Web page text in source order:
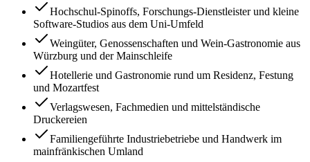
Hochschul-Spinoffs, Forschungs-Dienstleister und kleine
Software-Studios aus dem Uni-Umfeld
Weingüter, Genossenschaften und Wein-Gastronomie aus
Würzburg und der Mainschleife
Hotellerie und Gastronomie rund um Residenz, Festung
und Mozartfest
Verlagswesen, Fachmedien und mittelständische
Druckereien
Familiengeführte Industriebetriebe und Handwerk im
mainfränkischen Umland